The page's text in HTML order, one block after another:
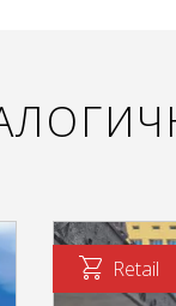
Retail